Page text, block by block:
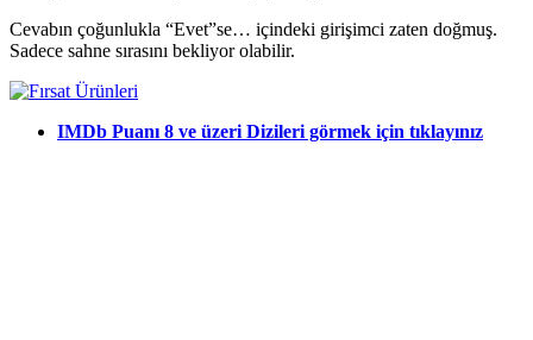
Cevabın çoğunlukla “Evet”se… içindeki girişimci zaten doğmuş.
Sadece sahne sırasını bekliyor olabilir.
IMDb Puanı 8 ve üzeri Dizileri görmek için tıklayınız